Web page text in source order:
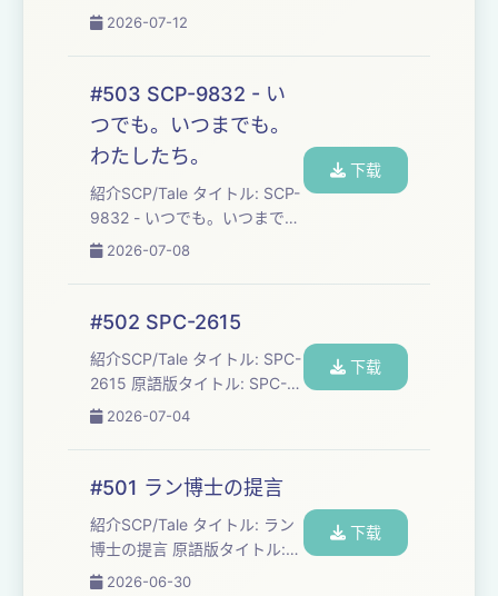
megabomb ソース:
jp.wikidot.com/scp-489-jp
ライセンス: CC BY-SA 3.0 作
成年: 2014 SCP財団とは:
https://ja.wikipedia.org/wiki/
©️SCP財団 ht...
2026-07-12
#503 SCP-9832 - い
つでも。いつまでも。
わたしたち。
紹介SCP/Tale タイトル: SCP-
9832 - いつでも。いつまで
も。わたしたち。 原語版タイ
Forever. Us. 訳者: MAKOdot-
原語版作者: Mister_Toasty ソ
jp.wikidot.com/scp-9832 原
語版ソース: http://scp-
wiki.wikidot.c...
2026-07-08
下载
#502 SPC-2615
紹介SCP/Tale タイトル: SPC-
2615 原語版タイトル: SPC-
2615 訳者: O-92_Mallet 原語
http://scp-
jp.wikidot.com/spc-2615 原
wiki.wikidot.com/spc-2615
ライセンス: CC BY-SA 3.0 作
成年: 2018 原...
2026-07-04
下载
#501 ラン博士の提言
紹介SCP/Tale タイトル: ラン
博士の提言 原語版タイトル:
ข้อเสนอของ ดร.รัน - ผู้มาจาก
2026-06-30
下载